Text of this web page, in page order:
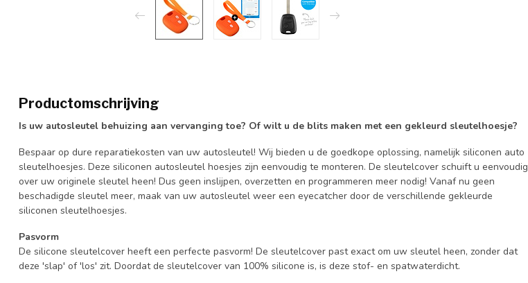
Productomschrijving
Is uw autosleutel behuizing aan vervanging toe? Of wilt u de blits maken met een gekleurd sleutelhoesje?
Bespaar op dure reparatiekosten van uw autosleutel! Wij bieden u de goedkope oplossing, namelijk siliconen auto
sleutelhoesjes. Deze siliconen autosleutel hoesjes zijn eenvoudig te monteren. De sleutelcover schuift u eenvoudig
over uw originele sleutel heen! Dus geen inslijpen, overzetten en programmeren meer nodig! Vanaf nu geen
beschadigde sleutel meer, maak van uw autosleutel weer een eyecatcher door de verschillende gekleurde
siliconen sleutelhoesjes.
Pasvorm
De silicone sleutelcover heeft een perfecte pasvorm! De sleutelcover past exact om uw sleutel heen, zonder dat
deze 'slap' of 'los' zit. Doordat de sleutelcover van 100% silicone is, is deze stof- en spatwaterdicht.